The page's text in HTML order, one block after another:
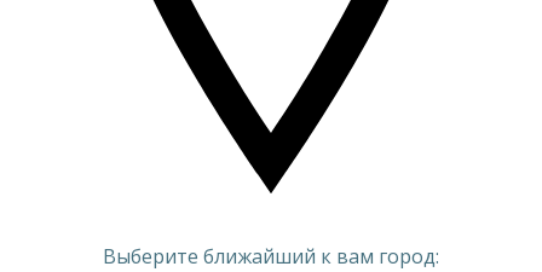
Выберите ближайший к вам город: